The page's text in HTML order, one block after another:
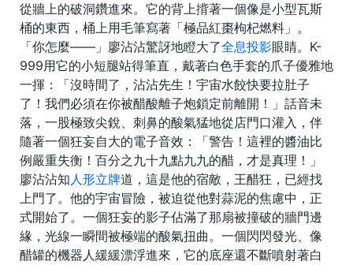
從牆上的破洞鑽進來。它的背上揹著一個像是小型瓦斯
桶的東西，桶上用毛筆寫著「極品紅棗枸杞燃料」。
「你怎麼——」廖沾沾驚訝地瞪大了全息投影眼睛。K-
999用它的小短腿站得筆直，戴著白色手套的爪子優雅地
一揮：「沒時間了，沾沾先生！宇宙水餃快要拉肚子
了！我們必須在你被醋酸離子炮鎖定前離開！」話音未
落，一股極致尖銳、刺鼻的酸氣猛地從店門口灌入，伴
隨著一個狂妄自大的電子音效：「警告！這裡的醬油比
例嚴重失衡！百分之九十九點九九的醋，才是真理！」
廖沾沾知人形立牌道，這是他的宿敵，王醋狂，已經找
上門了。他的宇宙冒險，被迫從他對蒜泥的焦慮中，正
式開始了。一個狂妄的影子佔滿了那扇被撞破的牆門邊
緣，光線一瞬間被極端的酸氣扭曲。一個閃閃發光、像
醋罐的機器人緩緩漂浮進來，它的底座還不斷噴射著白